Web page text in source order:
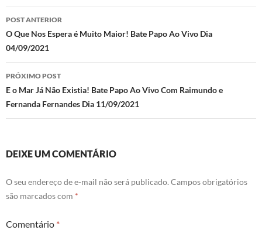
b
o
o
k
er s
A
p
n
g
gr
a
e
Navegação
de
posts
POST ANTERIOR
O Que Nos Espera é Muito Maior! Bate Papo Ao Vivo Dia
04/09/2021
PRÓXIMO POST
E o Mar Já Não Existia! Bate Papo Ao Vivo Com Raimundo e
Fernanda Fernandes Dia 11/09/2021
DEIXE UM COMENTÁRIO
O seu endereço de e-mail não será publicado. Campos obrigatórios
são marcados com *
Comentário *